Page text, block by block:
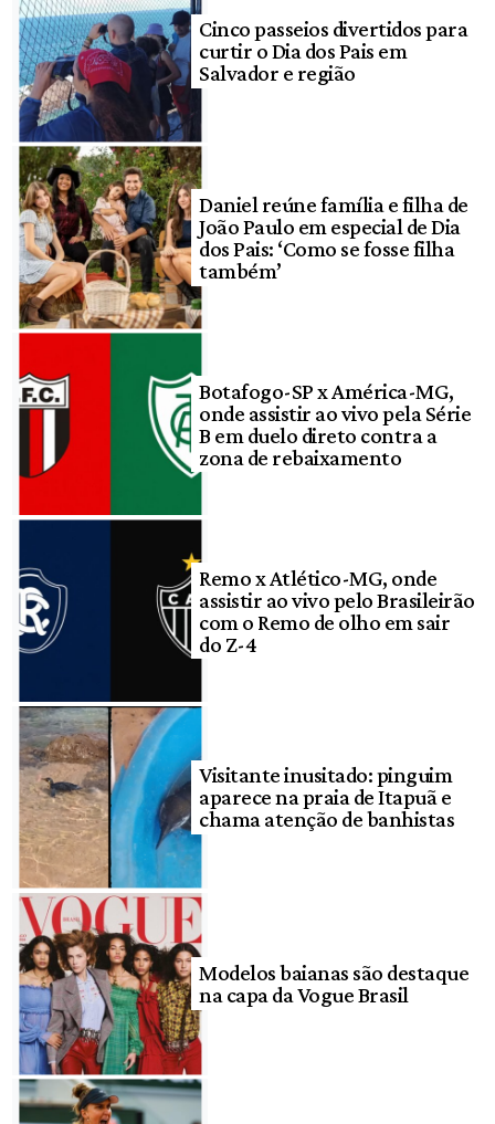
Cinco passeios divertidos para
curtir o Dia dos Pais em
Salvador e região
Daniel reúne família e filha de
João Paulo em especial de Dia
dos Pais: ‘Como se fosse filha
também’
Botafogo-SP x América-MG,
onde assistir ao vivo pela Série
B em duelo direto contra a
zona de rebaixamento
Remo x Atlético-MG, onde
assistir ao vivo pelo Brasileirão
com o Remo de olho em sair
do Z-4
Visitante inusitado: pinguim
aparece na praia de Itapuã e
chama atenção de banhistas
Modelos baianas são destaque
na capa da Vogue Brasil